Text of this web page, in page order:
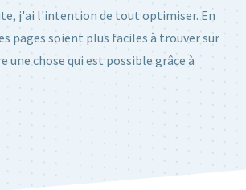
j'ai l'intention de tout optimiser. En
pages soient plus faciles à trouver sur
une chose qui est possible grâce à